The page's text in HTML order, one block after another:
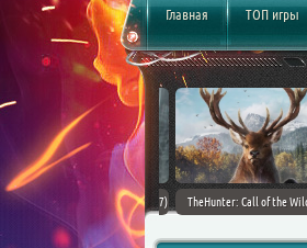
Главная ТОП игры
World [v 1.11.4 + DLCs] (2017)
PC | Лицензия
TheHunter: Call of the Wild [+